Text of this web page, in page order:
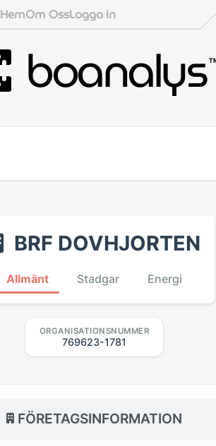
HemOm OssLogga in
boanalys™
BRF DOVHJORTEN
Allmänt Stadgar Energi
ORGANISATIONSNUMMER
769623-1781
FÖRETAGSINFORMATION